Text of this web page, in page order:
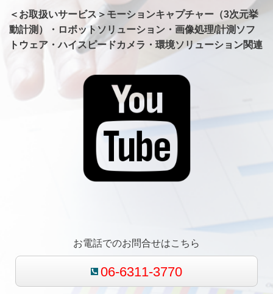
＜お取扱いサービス＞モーションキャプチャー（3次元挙
動計測）・ロボットソリューション・画像処理/計測ソフ
トウェア・ハイスピードカメラ・環境ソリューション関連
お電話でのお問合せはこちら
06-6311-3770